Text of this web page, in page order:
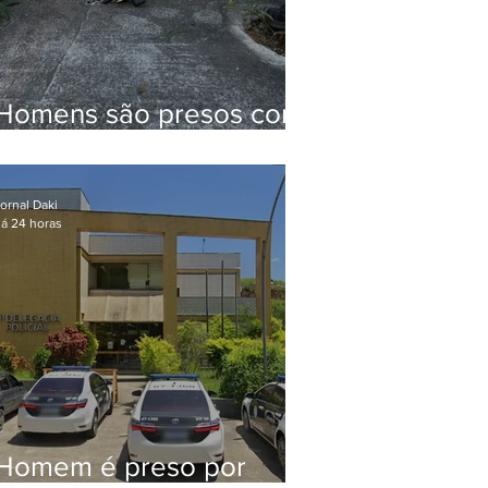
são presos com
Brejal
é preso por
Daki
24 horas